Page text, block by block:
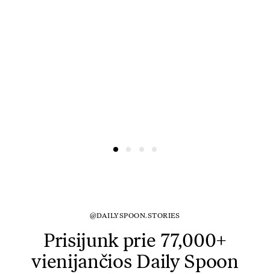
@DAILYSPOON.STORIES
Prisijunk prie 77,000+
vienijančios Daily Spoon